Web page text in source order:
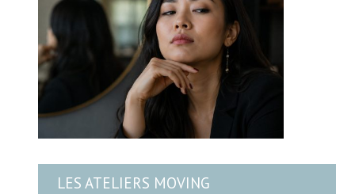
LES ATELIERS MOVING